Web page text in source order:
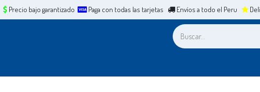
Precio bajo garantizado Paga con todas las tarjetas Envíos a todo el Peru